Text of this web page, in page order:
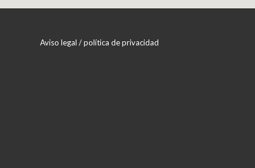
Aviso legal / política de privacidad